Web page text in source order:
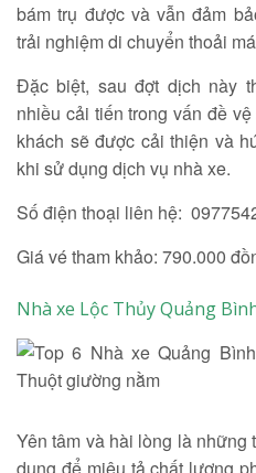
bám trụ được và vẫn đảm
trải nghiệm di chuyển thoải
Đặc biệt, sau đợt dịch này
nhiều cải tiến trong vấn đề
khách sẽ được cải thiện và
khi sử dụng dịch vụ nhà xe.
Số điện thoại liên hệ:
Giá vé tham khảo: 790.000
Nhà xe Lộc Thủy Quảng
Yên tâm và hài lòng là